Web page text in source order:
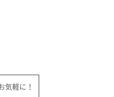
気軽に！